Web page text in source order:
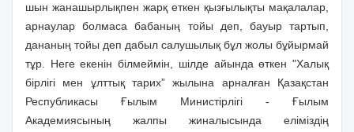
шын жанашырлықпен жарқ еткен қызғылықты мақалалар,
арнаулар болмаса бабаның тойы деп, бауыр тартып,
дананың тойы деп дабыл салушылық бұл жолы бұйырмай
тұр. Неге екенiн бiлмеймiн, шiлде айында өткен "Халық
бiрлiгi мен ұлттық тарих” жылына арналған Қазақстан
Республикасы Ғылым Министiрлiгi - Ғылым
Академиясының жалпы жиналысында елiмiздiң